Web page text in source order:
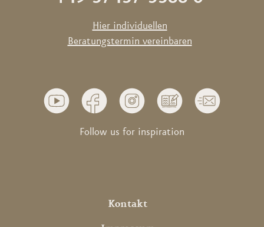
Hier individuellen
Beratungstermin vereinbaren
Follow us for inspiration
Kontakt